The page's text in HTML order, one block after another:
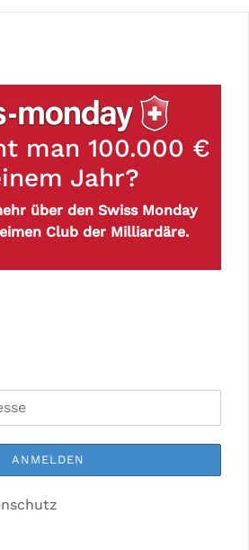
man 100.000 €
Jahr?
über den Swiss Monday
Club der Milliardäre.